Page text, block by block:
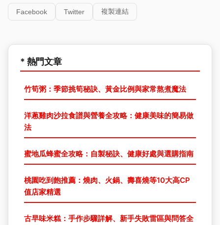
Facebook Twitter 複製連結
* 熱門文章
竹筍粥：季節挑筍秘訣、黃金比例與家常熬煮魔法
洋蔥雞肉沙拉食譜與營養全攻略：健康美味的簡易做
法
蜜地瓜蜂蜜全攻略：自製秘訣、健康好處與選購指南
桃園吃到飽推薦：燒肉、火鍋、壽喜燒等10大高CP
值店家精選
古早味米糕：手作步驟詳解、新手失敗雷區與問答全